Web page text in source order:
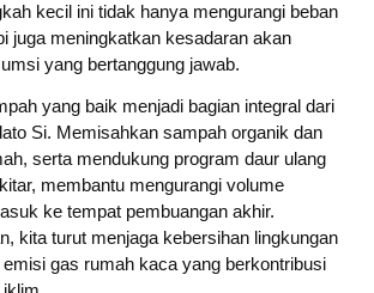
kecil ini tidak hanya mengurangi beban
juga meningkatkan kesadaran akan
yang bertanggung jawab.
yang baik menjadi bagian integral dari
Si. Memisahkan sampah organik dan
serta mendukung program daur ulang
membantu mengurangi volume
ke tempat pembuangan akhir.
kita turut menjaga kebersihan lingkungan
gas rumah kaca yang berkontribusi